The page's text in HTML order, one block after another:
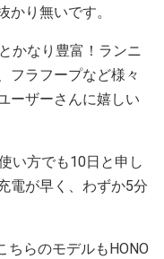
かり無いです。
かなり豊富！ランニ
フラフープなど様々
ーザーさんに嬉しい
い方でも10日と申し
電が早く、わずか5分
ちらのモデルもHONO